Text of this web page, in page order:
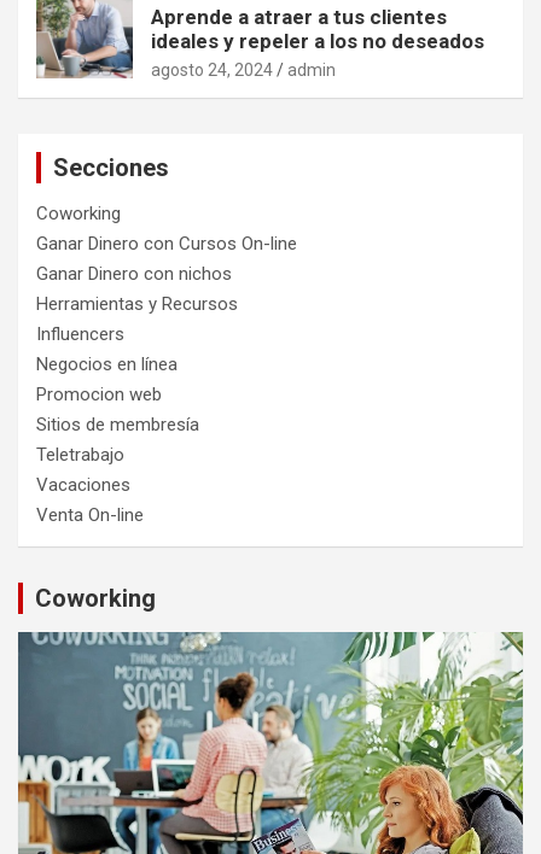
Aprende a atraer a tus clientes
ideales y repeler a los no deseados
agosto 24, 2024 admin
Secciones
Coworking
Ganar Dinero con Cursos On-line
Ganar Dinero con nichos
Herramientas y Recursos
Influencers
Negocios en línea
Promocion web
Sitios de membresía
Teletrabajo
Vacaciones
Venta On-line
Coworking